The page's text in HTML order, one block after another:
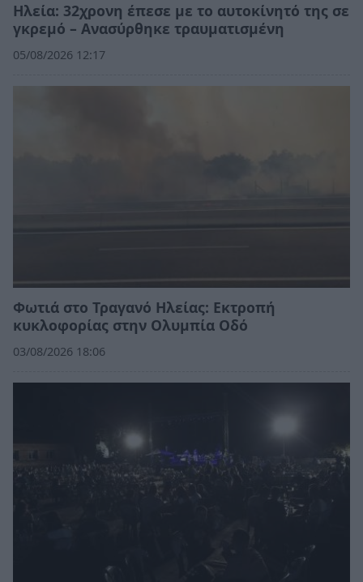
Ηλεία: 32χρονη έπεσε με το αυτοκίνητό της σε
γκρεμό – Ανασύρθηκε τραυματισμένη
05/08/2026 12:17
Φωτιά στο Τραγανό Ηλείας: Εκτροπή
κυκλοφορίας στην Ολυμπία Οδό
03/08/2026 18:06